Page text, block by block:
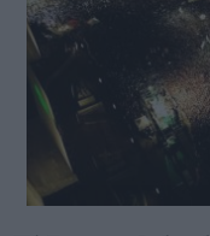
Legitimación:
Destinatarios: